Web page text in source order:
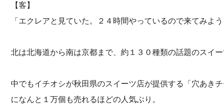
【客】
「エクレアと見ていた。２４時間やっているので来てみよう
北は北海道から南は京都まで、約１３０種類の話題のスイー
中でもイチオシが秋田県のスイーツ店が提供する「穴あき
になんと１万個も売れるほどの人気ぶり。